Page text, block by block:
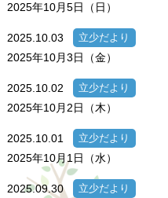
2025年10月5日（日）
2025.10.03 立少だより
2025年10月3日（金）
2025.10.02 立少だより
2025年10月2日（木）
2025.10.01 立少だより
2025年10月1日（水）
2025.09.30 立少だより